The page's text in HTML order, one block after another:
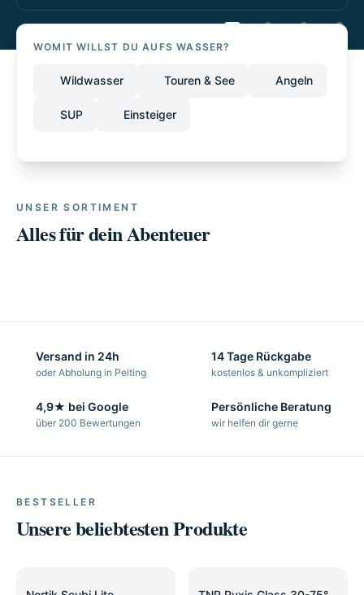
WOMIT WILLST DU AUFS WASSER?
Wildwasser Touren & See Angeln
SUP Einsteiger
UNSER SORTIMENT
Alles für dein Abenteuer
Entdecken → Entdecken →
Versand in 24h
oder Abholung in Peiting
14 Tage Rückgabe
kostenlos & unkompliziert
4,9★ bei Google
über 200 Bewertungen
Persönliche Beratung
wir helfen dir gerne
BESTSELLER
Unsere beliebtesten Produkte
SALE 2 Varianten